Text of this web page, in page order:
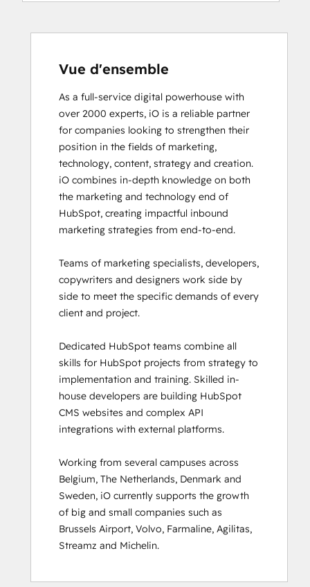
Email Marketing Certification
Frictionless Sales
HubSpot Architecture I: Data Models and
APIs
HubSpot Architecture II: Content and
Messaging Tools
HubSpot CMS for Developers II
HubSpot Content Hub Software
HubSpot Email Marketing Software
Certification
HubSpot Implementation for Partners
Certification
HubSpot Marketing Software
HubSpot Reporting
HubSpot Sales Hub Software
HubSpot Solutions Partner
HubSpot Trainer Certification
Inbound
Inbound Marketing
Inbound Marketing Optimization
Inbound Sales
Marketing Hub Demo
Objectives-Based Onboarding
Platform Consulting
Revenue Operations
Sales Enablement
Sales Management Training: Strategies
Sales Team
Vue d'ensemble
As a full-service digital powerhouse with
over 2000 experts, iO is a reliable partner
for companies looking to strengthen their
position in the fields of marketing,
technology, content, strategy and creation.
iO combines in-depth knowledge on both
the marketing and technology end of
HubSpot, creating impactful inbound
marketing strategies from end-to-end.
Teams of marketing specialists, developers,
copywriters and designers work side by
side to meet the specific demands of every
client and project.
Dedicated HubSpot teams combine all
skills for HubSpot projects from strategy to
implementation and training. Skilled in-
house developers are building HubSpot
CMS websites and complex API
integrations with external platforms.
Working from several campuses across
Belgium, The Netherlands, Denmark and
Sweden, iO currently supports the growth
of big and small companies such as
Brussels Airport, Volvo, Farmaline, Agilitas,
Streamz and Michelin.